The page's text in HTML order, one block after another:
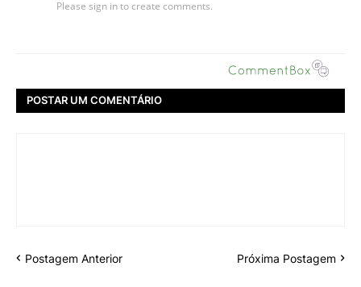
POSTAR UM COMENTÁRIO
Postagem Anterior Próxima Postagem